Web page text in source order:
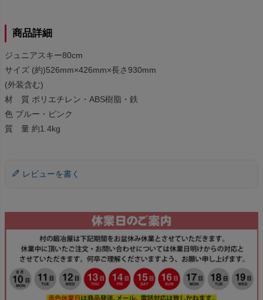
商品詳細
ジュニアスキー80cm
サイズ (約)526mm×426mm×長さ930mm
(外装含む)
材 質 ポリエチレン・ABS樹脂・鉄
色 ブルー・ピンク
質 量 約1.4kg
レビューを書く